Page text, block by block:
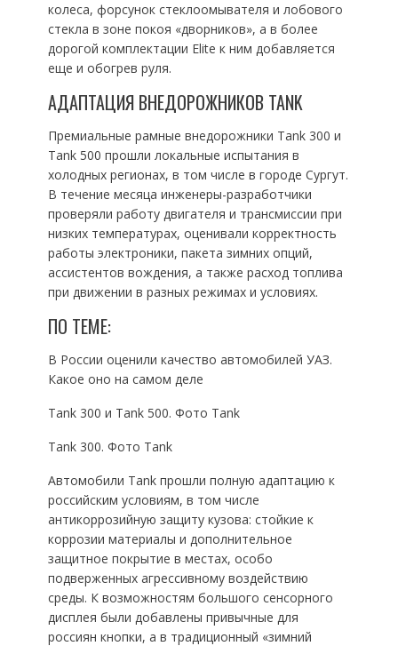
колеса, форсунок стеклоомывателя и лобового
стекла в зоне покоя «дворников», а в более
дорогой комплектации Elite к ним добавляется
еще и обогрев руля.
АДАПТАЦИЯ ВНЕДОРОЖНИКОВ TANK
Премиальные рамные внедорожники Tank 300 и
Tank 500 прошли локальные испытания в
холодных регионах, в том числе в городе Сургут.
В течение месяца инженеры-разработчики
проверяли работу двигателя и трансмиссии при
низких температурах, оценивали корректность
работы электроники, пакета зимних опций,
ассистентов вождения, а также расход топлива
при движении в разных режимах и условиях.
ПО ТЕМЕ:
В России оценили качество автомобилей УАЗ.
Какое оно на самом деле
Tank 300 и Tank 500. Фото Tank
Tank 300. Фото Tank
Автомобили Tank прошли полную адаптацию к
российским условиям, в том числе
антикоррозийную защиту кузова: стойкие к
коррозии материалы и дополнительное
защитное покрытие в местах, особо
подверженных агрессивному воздействию
среды. К возможностям большого сенсорного
дисплея были добавлены привычные для
россиян кнопки, а в традиционный «зимний